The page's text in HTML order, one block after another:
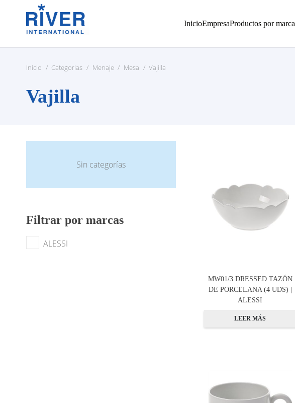
InicioEmpresaProductos por marca
Inicio / Categorias / Menaje / Mesa / Vajilla
Vajilla
Sin categorías
Filtrar por marcas
ALESSI
MW01/3 DRESSED TAZÓN
DE PORCELANA (4 UDS) |
ALESSI
LEER MÁS